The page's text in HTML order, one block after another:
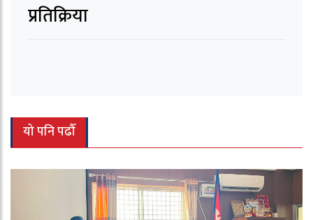
प्रतिक्रिया
यो पनि पढौँ